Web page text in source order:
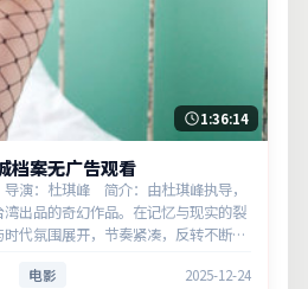
1:36:14
档案无广告观看
演：杜琪峰 简介：由杜琪峰执导，
出品的奇幻作品。在记忆与现实的裂
代氛围展开，节奏紧凑，反转不断。
电影 2025-12-24